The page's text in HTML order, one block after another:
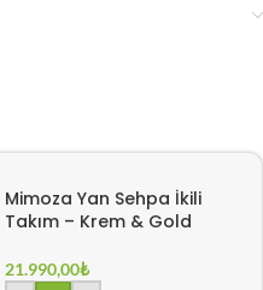
Mimoza Yan Sehpa İkili
Takım – Krem & Gold
21.990,00₺